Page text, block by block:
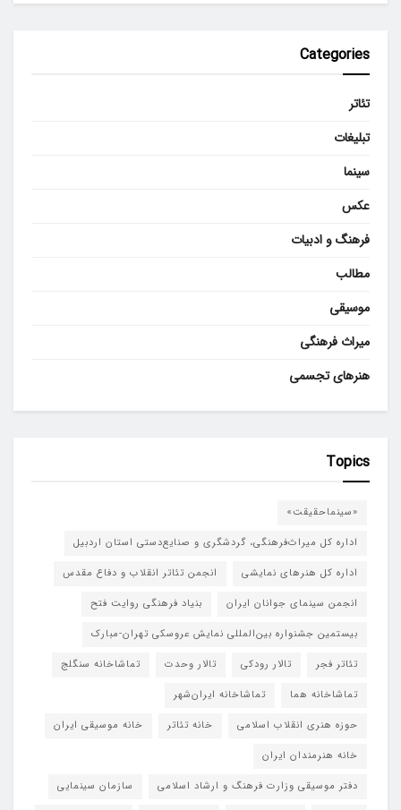
Categories
تئاتر
تبلیغات
سینما
عکس
فرهنگ و ادبیات
مطالب
موسیقی
میراث فرهنگی
هنرهای تجسمی
Topics
«سینماحقیقت»
اداره کل میراث‌فرهنگی، گردشگری و صنایع‌دستی استان اردبیل
اداره کل هنرهای نمایشی
انجمن تئاتر انقلاب و دفاع مقدس
انجمن سینمای جوانان ایران
بنیاد فرهنگی روایت فتح
بیستمین جشنواره بین‌المللی نمایش عروسکی تهران-مبارک
تئاتر فجر
تالار رودکی تالار وحدت
تماشاخانه سنگلج
تماشاخانه هما
تماشاخانه‌ ایران‌شهر
حوزه هنری انقلاب اسلامی
خانه تئاتر
خانه موسیقی ایران
خانه هنرمندان ایران
دفتر موسیقی وزارت فرهنگ و ارشاد اسلامی
سازمان سینمایی